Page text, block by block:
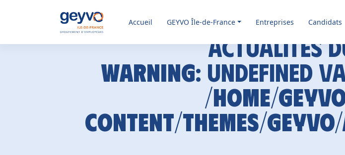
Accueil GEYVOÎle-de-France Entreprises Candidats
Actualités
Warning: Undefined
/home/
content/themes/